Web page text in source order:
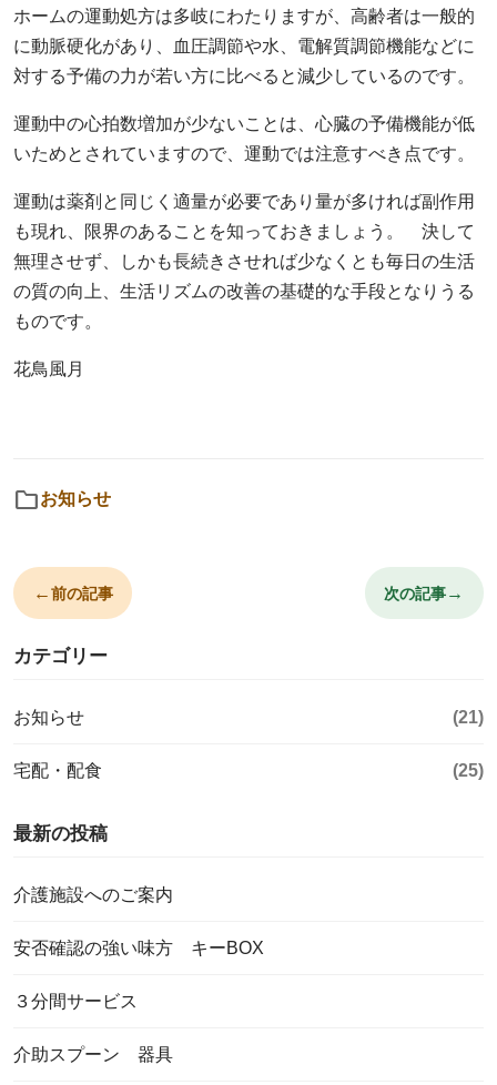
ホームの運動処方は多岐にわたりますが、高齢者は一般的
に動脈硬化があり、血圧調節や水、電解質調節機能などに
対する予備の力が若い方に比べると減少しているのです。
運動中の心拍数増加が少ないことは、心臓の予備機能が低
いためとされていますので、運動では注意すべき点です。
運動は薬剤と同じく適量が必要であり量が多ければ副作用
も現れ、限界のあることを知っておきましょう。 決して
無理させず、しかも長続きさせれば少なくとも毎日の生活
の質の向上、生活リズムの改善の基礎的な手段となりうる
ものです。
花鳥風月
folderお知らせ
←前の記事 次の記事→
カテゴリー
お知らせ (21)
宅配・配食 (25)
最新の投稿
介護施設へのご案内
安否確認の強い味方 キーBOX
３分間サービス
介助スプーン 器具